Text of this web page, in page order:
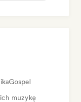
Gospel
muzykę